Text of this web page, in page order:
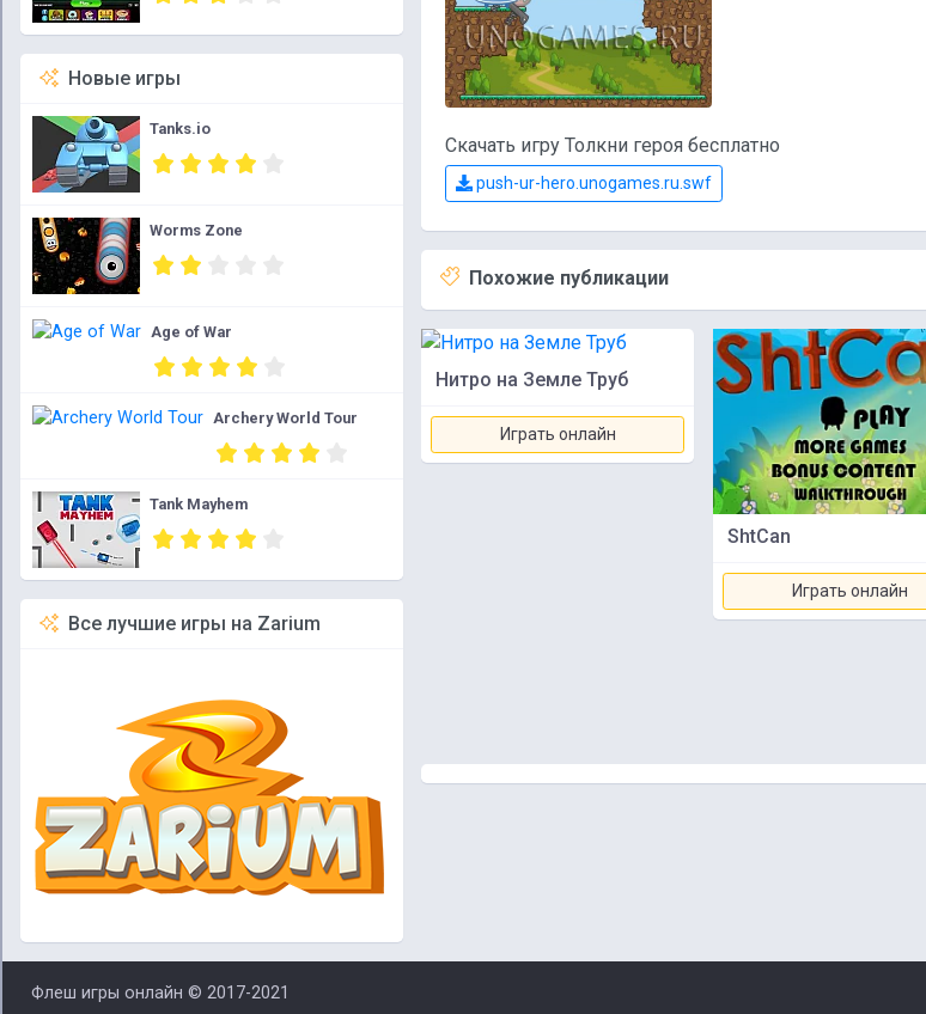
Новые игры
Tanks.io
Worms Zone
Age of War
Archery World Tour
Tank Mayhem
Все лучшие игры на Zarium
Скачать игру Толкни героя бесплатно
push-ur-hero.unogames.ru.swf
Похожие публикации
Нитро на Земле Труб
Играть онлайн
ShtCan
Играть онлайн
Флеш игры онлайн © 2017-2021